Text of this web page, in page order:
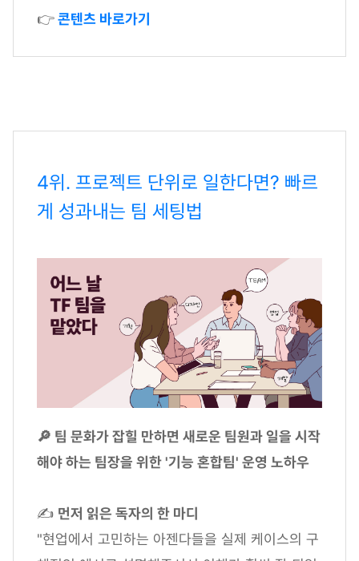
👉콘텐츠 바로가기
4위. 프로젝트 단위로 일한다면? 빠르
게 성과내는 팀 세팅법
🔎 팀 문화가 잡힐 만하면 새로운 팀원과 일을 시작
해야 하는 팀장을 위한 '기능 혼합팀' 운영 노하우
✍ 먼저 읽은 독자의 한 마디
"현업에서 고민하는 아젠다들을 실제 케이스의 구